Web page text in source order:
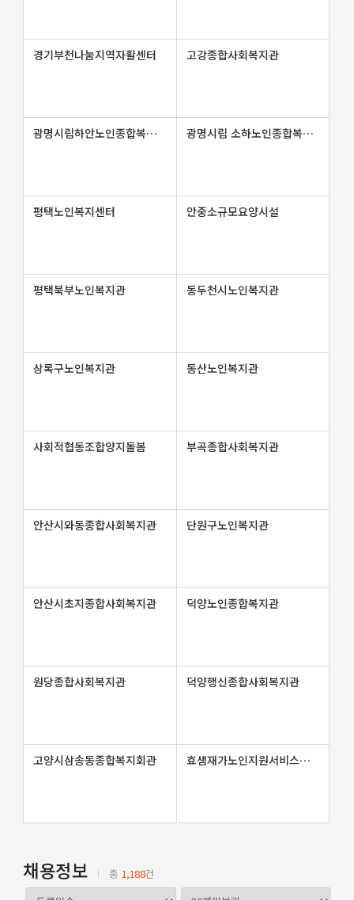
경기부천나눔지역자활센터 고강종합사회복지관
광명시립하안노인종합복지관 광명시립 소하노인종합복지관
평택노인복지센터 안중소규모요양시설
평택북부노인복지관 동두천시노인복지관
상록구노인복지관 동산노인복지관
사회적협동조합양지돌봄 부곡종합사회복지관
안산시와동종합사회복지관 단원구노인복지관
안산시초지종합사회복지관 덕양노인종합복지관
원당종합사회복지관 덕양행신종합사회복지관
고양시삼송동종합복지회관 효샘재가노인지원서비스센터
채용정보 총 1,188건